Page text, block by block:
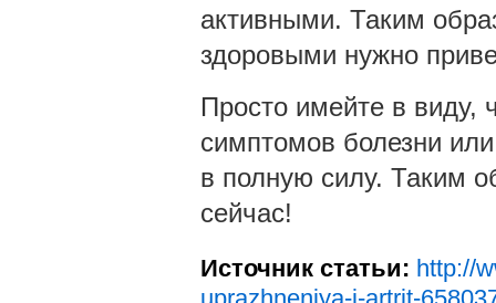
активными. Таким
здоровыми нужно
Просто имейте в виду,
симптомов болезни
в полную силу. Таким
сейчас!
Источник статьи: http://